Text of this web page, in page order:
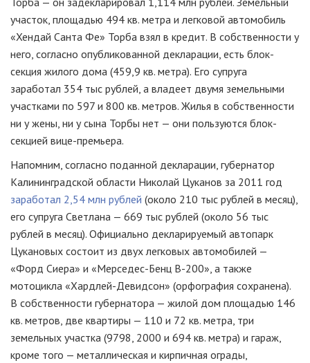
участок, площадью 494 кв. метра и легковой автомобиль
«Хендай Санта Фе» Торба взял в кредит. В собственности у
него, согласно опубликованной декларации, есть блок-
секция жилого дома (459,9 кв. метра). Его супруга
заработал 354 тыс рублей, а владеет двумя земельными
участками по 597 и 800 кв. метров. Жилья в собственности
ни у жены, ни у сына Торбы нет — они пользуются блок-
секцией вице-премьера.
Напомним, согласно поданной декларации, губернатор
Калининградской области Николай Цуканов за 2011 год
заработал 2,54 млн рублей (около 210 тыс рублей в месяц),
его супруга Светлана — 669 тыс рублей (около 56 тыс
рублей в месяц). Официально декларируемый автопарк
Цукановых состоит из двух легковых автомобилей —
«Форд Сиера» и «Мерседес-Бенц В-200», а также
мотоцикла «Хардлей-Девидсон» (орфография сохранена).
В собственности губернатора — жилой дом площадью 146
кв. метров, две квартиры — 110 и 72 кв. метра, три
земельных участка (9798, 2000 и 694 кв. метра) и гараж,
кроме того — металлическая и кирпичная ограды,